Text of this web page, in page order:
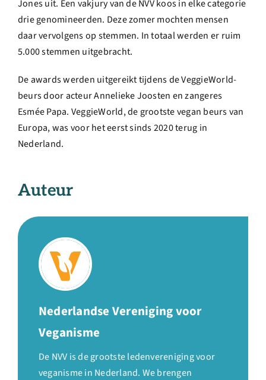
Jones uit. Een vakjury van de NVV koos in elke categorie
drie genomineerden. Deze zomer mochten mensen
daar vervolgens op stemmen. In totaal werden er ruim
5.000 stemmen uitgebracht.
De awards werden uitgereikt tijdens de VeggieWorld-
beurs door acteur Annelieke Joosten en zangeres
Esmée Papa. VeggieWorld, de grootste vegan beurs van
Europa, was voor het eerst sinds 2020 terug in
Nederland.
Auteur
Nederlandse Vereniging voor
Veganisme
De NVV is de grootste ledenvereniging voor
veganisme in Nederland. We brengen